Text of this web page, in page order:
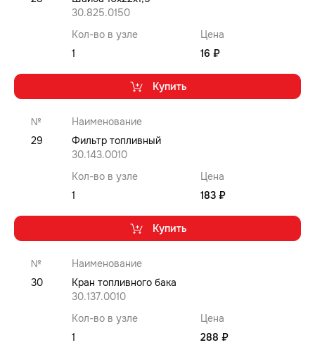
30.825.0150
Кол-во в узле
Цена
1
16 ₽
Купить
№
Наименование
29
Фильтр топливный
30.143.0010
Кол-во в узле
Цена
1
183 ₽
Купить
№
Наименование
30
Кран топливного бака
30.137.0010
Кол-во в узле
Цена
1
288 ₽